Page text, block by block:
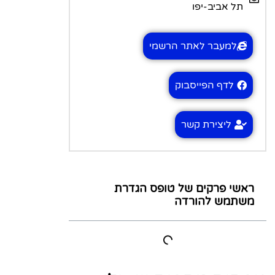
תל אביב-יפו
למעבר לאתר הרשמי
לדף הפייסבוק
ליצירת קשר
ראשי פרקים של טופס הגדרת
משתמש להורדה